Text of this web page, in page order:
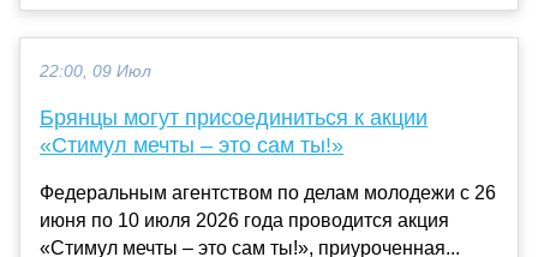
22:00, 09 Июл
Брянцы могут присоединиться к акции
«Стимул мечты – это сам ты!»
Федеральным агентством по делам молодежи с 26
июня по 10 июля 2026 года проводится акция
«Стимул мечты – это сам ты!», приуроченная...